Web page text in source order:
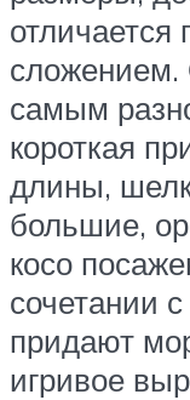
сложением.
самым
короткая
длины,
большие,
косо
сочетании
придают
игривое